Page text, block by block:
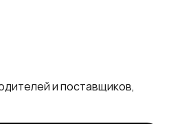
и поставщиков,